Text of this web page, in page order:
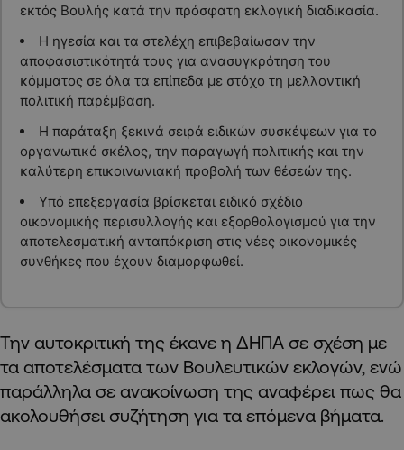
εκτός Βουλής κατά την πρόσφατη εκλογική διαδικασία.
Η ηγεσία και τα στελέχη επιβεβαίωσαν την
αποφασιστικότητά τους για ανασυγκρότηση του
κόμματος σε όλα τα επίπεδα με στόχο τη μελλοντική
πολιτική παρέμβαση.
Η παράταξη ξεκινά σειρά ειδικών συσκέψεων για το
οργανωτικό σκέλος, την παραγωγή πολιτικής και την
καλύτερη επικοινωνιακή προβολή των θέσεών της.
Υπό επεξεργασία βρίσκεται ειδικό σχέδιο
οικονομικής περισυλλογής και εξορθολογισμού για την
αποτελεσματική ανταπόκριση στις νέες οικονομικές
συνθήκες που έχουν διαμορφωθεί.
Την αυτοκριτική της έκανε η ΔΗΠΑ σε σχέση με
τα αποτελέσματα των Βουλευτικών εκλογών, ενώ
παράλληλα σε ανακοίνωση της αναφέρει πως θα
ακολουθήσει συζήτηση για τα επόμενα βήματα.